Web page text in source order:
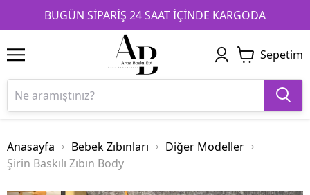
BUGÜN SİPARİŞ 24 SAAT İÇİNDE KARGODA
1 2 3
Sepetim
Anasayfa Bebek Zıbınları
Diğer Modeller
Şirin Baskılı Zıbın Body